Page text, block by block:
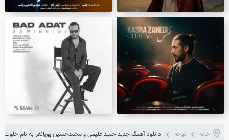
خانه نوحه دانلود آهنگ جدید حمید علیمی و محمدحسین پویانفر به نام خلوت